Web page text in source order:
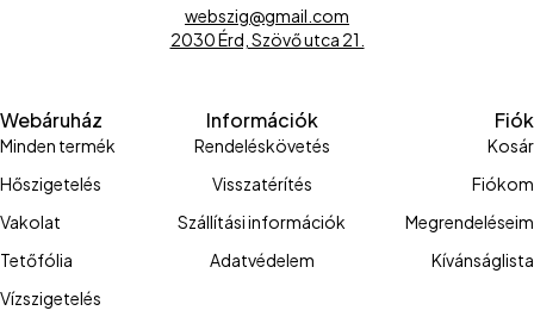
webszig@gmail.com
2030 Érd, Szövő utca 21.
Webáruház
Minden termék
Hőszigetelés
Vakolat
Tetőfólia
Vízszigetelés
Információk
Rendeléskövetés
Visszatérítés
Szállítási információk
Adatvédelem
Fiók
Kosár
Fiókom
Megrendeléseim
Kívánságlista